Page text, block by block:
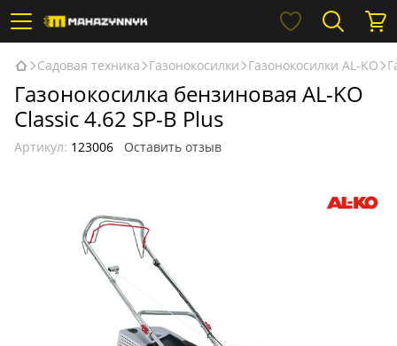
Садовая техника Газонокосилки Газонокосилки AL-KO
Газонокосилка бензиновая AL-KO
Classic 4.62 SP-B Plus
Артикул: 123006 Оставить отзыв